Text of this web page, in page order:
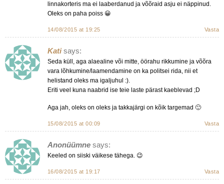
linnakorteris ma ei laaberdanud ja võõraid asju ei näppinud.
Oleks on paha poiss 😀
14/08/2015 at 19:25 Vasta
Kati says:
Seda küll, aga alaealine või mitte, öörahu rikkumine ja võõra
vara lõhkumine/laamendamine on ka politsei rida, nii et
helistand oleks ma igaljuhul :).
Eriti veel kuna naabrid ise teie laste pärast kaeblevad ;D
Aga jah, oleks on oleks ja takkajärgi on kõik targemad 🙂
15/08/2015 at 00:09 Vasta
Anonüümne says:
Keeled on siiski väikese tähega. 😉
16/08/2015 at 19:17 Vasta